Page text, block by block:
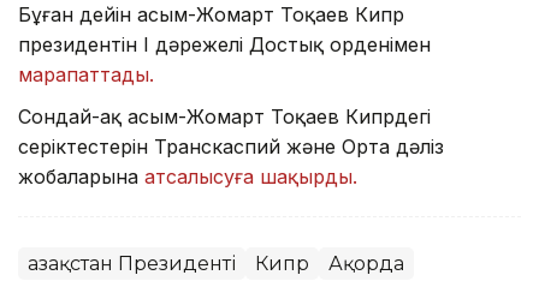
Бұған дейін Қасым-Жомарт Тоқаев Кипр
президентін І дәрежелі Достық орденімен
марапаттады.
Сондай-ақ Қасым-Жомарт Тоқаев Кипрдегі
серіктестерін Транскаспий және Орта дәліз
жобаларына атсалысуға шақырды.
Қазақстан Президенті Кипр Ақорда